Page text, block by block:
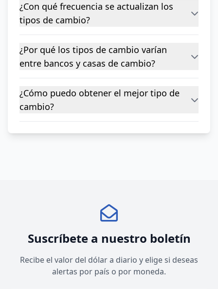
¿Con qué frecuencia se actualizan los
tipos de cambio?
¿Por qué los tipos de cambio varían
entre bancos y casas de cambio?
¿Cómo puedo obtener el mejor tipo de
cambio?
Suscríbete a nuestro boletín
Recibe el valor del dólar a diario y elige si deseas
alertas por país o por moneda.